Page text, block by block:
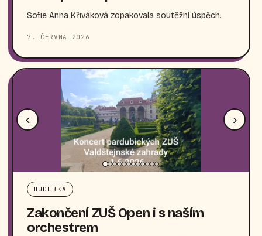
Sofie Anna Křiváková zopakovala soutěžní úspěch.
7. ČERVNA 2026
‹ ›
HUDEBKA
Zakončení ZUŠ Open i s naším
orchestrem